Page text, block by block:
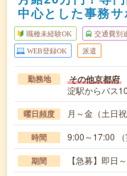
中心とした事務サ
職種未経験OK 交通費別
WEB登録OK 派遣
勤務地 その他京都府
淀駅からバス
曜日頻度 月～金（土日祝
時間 9:00～17:00
期間 【急募】即日